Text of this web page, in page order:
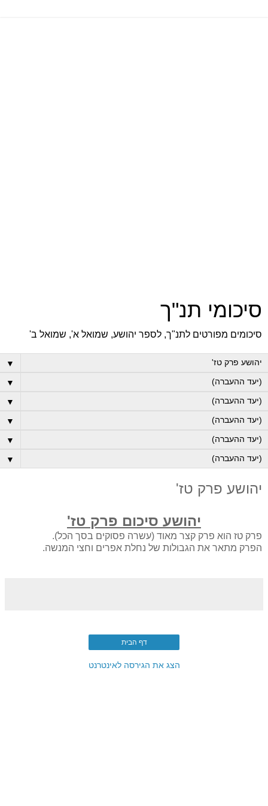
סיכומי תנ"ך
סיכומים מפורטים לתנ"ך, לספר יהושע, שמואל א', שמואל ב'
▼
▼
▼
▼
▼
▼
יהושע פרק טז'
יהושע סיכום פרק טז'
פרק טז הוא פרק קצר מאוד (עשרה פסוקים בסך הכל).
הפרק מתאר את הגבולות של נחלת אפרים וחצי המנשה.
דף הבית
הצג את הגירסה לאינטרנט